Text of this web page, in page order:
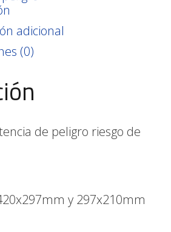
adicional
(0)
de peligro riesgo de
y 297x210mm